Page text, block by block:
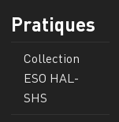
Pratiques
Collection
ESO HAL-
SHS